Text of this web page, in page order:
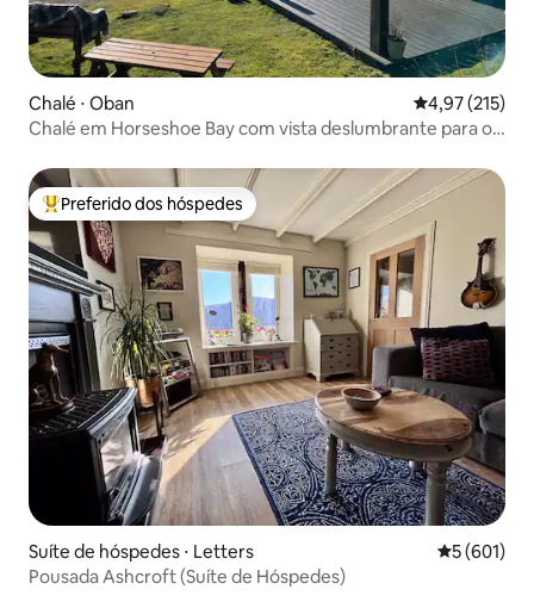
Chalé ⋅ Oban 4,97 de uma
4,97 (215)
Chalé em Horseshoe Bay com vista deslumbrante para o
Entre os melhores preferidos dos hóspedes
Preferido dos hóspedes
Suíte de hóspedes ⋅ Letters 5 de uma
5 (601)
Pousada Ashcroft (Suíte de Hóspedes)